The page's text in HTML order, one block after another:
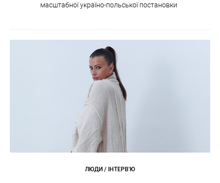
масштабної україно-польської постановки
ЛЮДИ / ІНТЕРВ'Ю